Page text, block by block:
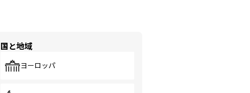
国と地域
ヨーロッパ